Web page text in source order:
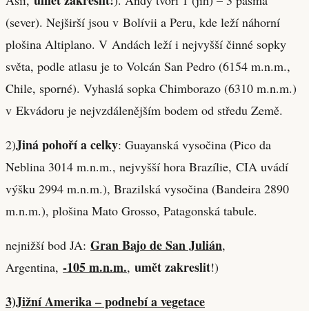
(sever). Nejširší jsou v Bolívii a Peru, kde leží náhorní
plošina Altiplano. V Andách leží i nejvyšší činné sopky
světa, podle atlasu je to Volcán San Pedro (6154 m.n.m.,
Chile, sporné). Vyhaslá sopka Chimborazo (6310 m.n.m.)
v Ekvádoru je nejvzdálenějším bodem od středu Země.
2)Jiná pohoří a celky: Guayanská vysočina (Pico da
Neblina 3014 m.n.m., nejvyšší hora Brazílie, CIA uvádí
výšku 2994 m.n.m.), Brazilská vysočina (Bandeira 2890
m.n.m.), plošina Mato Grosso, Patagonská tabule.
nejnižší bod JA: Gran Bajo de San Julián,
Argentina, -105 m.n.m., umět zakreslit!)
3)Jižní Amerika – podnebí a vegetace